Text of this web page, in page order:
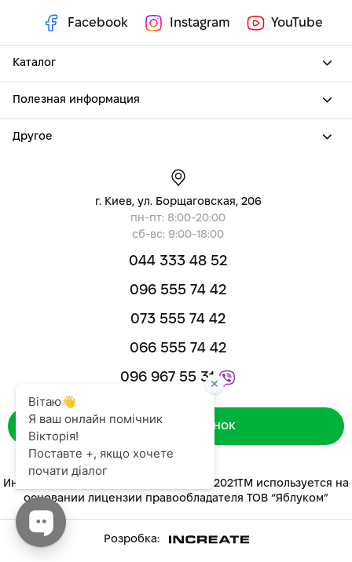
Facebook Instagram YouTube
Каталог
Полезная информация
Другое
г. Киев, ул. Борщаговская, 206
пн-пт: 8:00-20:00
сб-вс: 9:00-18:00
044 333 48 52
096 555 74 42
073 555 74 42
066 555 74 42
096 967 55 31
Зворотний дзвінок
Интернет-магазин «ЯБЛУКОМ™» 2014-2021ТМ используется на
основании лицензии правообладателя ТОВ “Яблуком”
Розробка: